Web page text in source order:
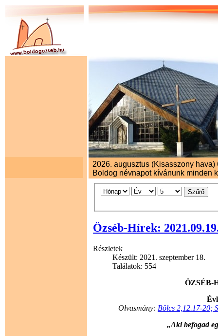
2026. augusztus (Kisasszony hava)
Boldog névnapot kívánunk minden
Szűrő
Özséb-Hírek:
Részletek
Készült: 2021. szeptember 18.
Találatok: 554
ÖZSÉB-
Olvasmány: Bölcs 2,12.17-20;
„Aki befogad